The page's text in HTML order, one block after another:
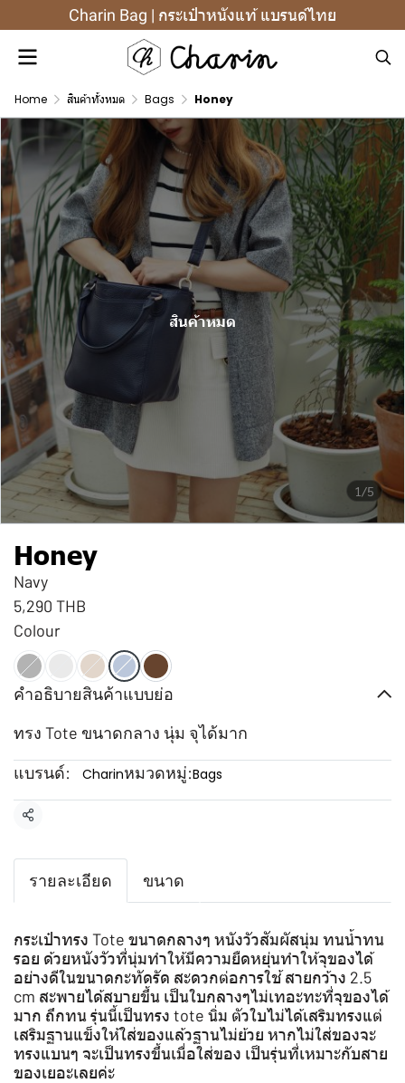
Charin Bag | กระเป๋าหนังแท้ แบรนด์ไทย
Home สินค้าทั้งหมด Bags Honey
1/5
สินค้าหมด
Honey
Navy
5,290 THB
Colour
คำอธิบายสินค้าแบบย่อ
ทรง Tote ขนาดกลาง นุ่ม จุได้มาก
แบรนด์:
Charinหมวดหมู่:Bags
แชร์
รายละเอียด ขนาด
กระเป๋าทรง Tote ขนาดกลางๆ หนังวัวสัมผัสนุ่ม ทนน้ำทน
รอย ด้วยหนังวัวที่นุ่มทำให้มีความยืดหยุ่นทำให้จุของได้
อย่างดีในขนาดกะทัดรัด สะดวกต่อการใช้ สายกว้าง 2.5
cm สะพายได้สบายขึ้น เป็นใบกลางๆไม่เทอะทะที่จุของได้
มาก ถึกทน รุ่นนี้เป็นทรง tote นิ่ม ตัวใบไม่ได้เสริมทรงแต่
เสริมฐานแข็งให้ใส่ของแล้วฐานไม่ย้วย หากไม่ใส่ของจะ
ทรงแบนๆ จะเป็นทรงขึ้นเมื่อใส่ของ เป็นรุ่นที่เหมาะกับสาย
ของเยอะเลยค่ะ